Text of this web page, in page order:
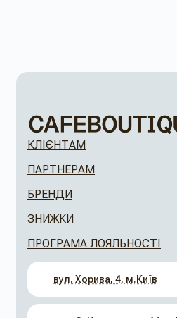
КЛІЄНТАМ
ПАРТНЕРАМ
БРЕНДИ
ЗНИЖКИ
ПРОГРАМА ЛОЯЛЬНОСТІ
вул. Хорива, 4, м.Київ